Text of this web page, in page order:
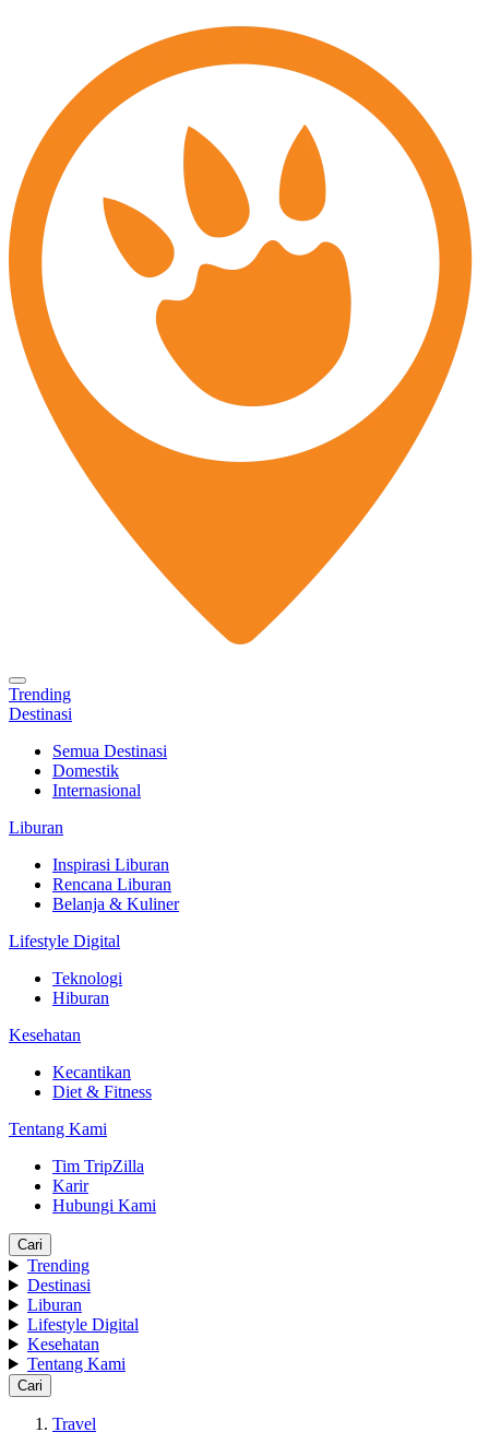
Trending
Destinasi
Semua Destinasi
Domestik
Internasional
Liburan
Inspirasi Liburan
Rencana Liburan
Belanja & Kuliner
Lifestyle Digital
Teknologi
Hiburan
Kesehatan
Kecantikan
Diet & Fitness
Tentang Kami
Tim TripZilla
Karir
Hubungi Kami
Cari
Trending
Destinasi
Liburan
Lifestyle Digital
Kesehatan
Tentang Kami
Cari
Travel